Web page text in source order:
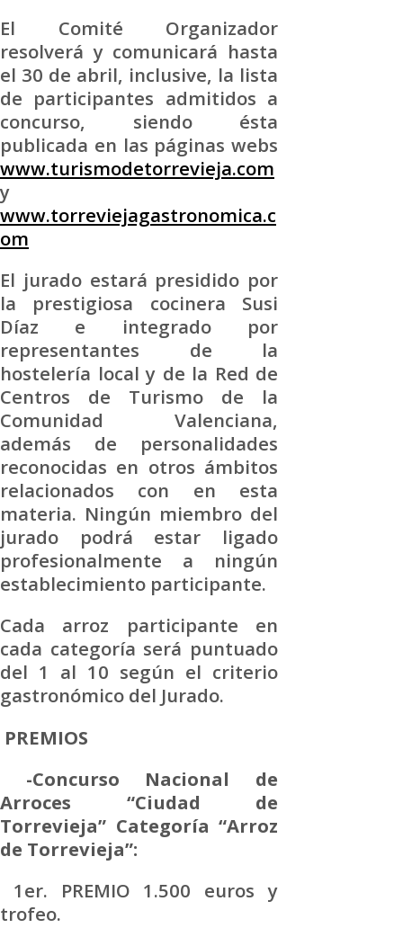
El Comité Organizador
resolverá y comunicará hasta
el 30 de abril, inclusive, la lista
de participantes admitidos a
concurso, siendo ésta
publicada en las páginas webs
www.turismodetorrevieja.com
y
www.torreviejagastronomica.c
om
El jurado estará presidido por
la prestigiosa cocinera Susi
Díaz e integrado por
representantes de la
hostelería local y de la Red de
Centros de Turismo de la
Comunidad Valenciana,
además de personalidades
reconocidas en otros ámbitos
relacionados con en esta
materia. Ningún miembro del
jurado podrá estar ligado
profesionalmente a ningún
establecimiento participante.
Cada arroz participante en
cada categoría será puntuado
del 1 al 10 según el criterio
gastronómico del Jurado.
PREMIOS
-Concurso Nacional de
Arroces “Ciudad de
Torrevieja” Categoría “Arroz
de Torrevieja”:
1er. PREMIO 1.500 euros y
trofeo.